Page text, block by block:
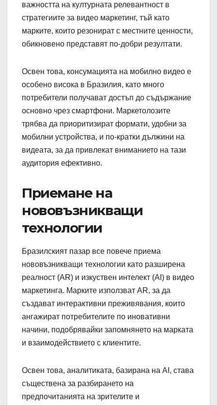
важността на културната релевантност в
стратегиите за видео маркетинг, тъй като
марките, които резонират с местните ценности,
обикновено представят по-добри резултати.
Освен това, консумацията на мобилно видео е
особено висока в Бразилия, като много
потребители получават достъп до съдържание
основно чрез смартфони. Маркетолозите
трябва да приоритизират формати, удобни за
мобилни устройства, и по-кратки дължини на
видеата, за да привлекат вниманието на тази
аудитория ефективно.
Приемане на
нововъзникващи
технологии
Бразилският пазар все повече приема
нововъзникващи технологии като разширена
реалност (AR) и изкуствен интелект (AI) в видео
маркетинга. Марките използват AR, за да
създават интерактивни преживявания, които
ангажират потребителите по иновативни
начини, подобрявайки запомнянето на марката
и взаимодействието с клиентите.
Освен това, аналитиката, базирана на AI, става
съществена за разбирането на
предпочитанията на зрителите и